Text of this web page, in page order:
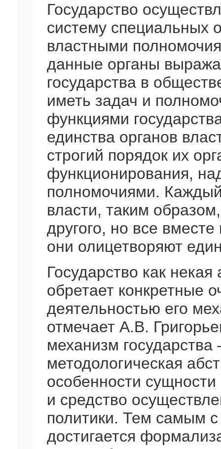
Государство
систему специальных
властными
данные органы
государства в
иметь задач и
функциями
единства органов
строгий порядок их
функционирования,
полномочиями. Каждый
власти, таким
другого, но все
они олицетворяют
Государство как некая
обретает конкретные
деятельностью его
отмечает А.В.
механизм государства
методологическая
особенности сущности
и средство
политики. Тем самым
достигается